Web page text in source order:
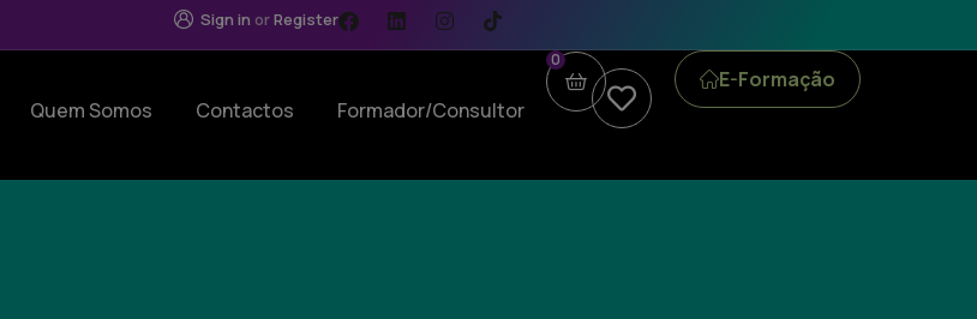
Sign in orRegister
Quem Somos Contactos Formador/Consultor
0
E-Formação